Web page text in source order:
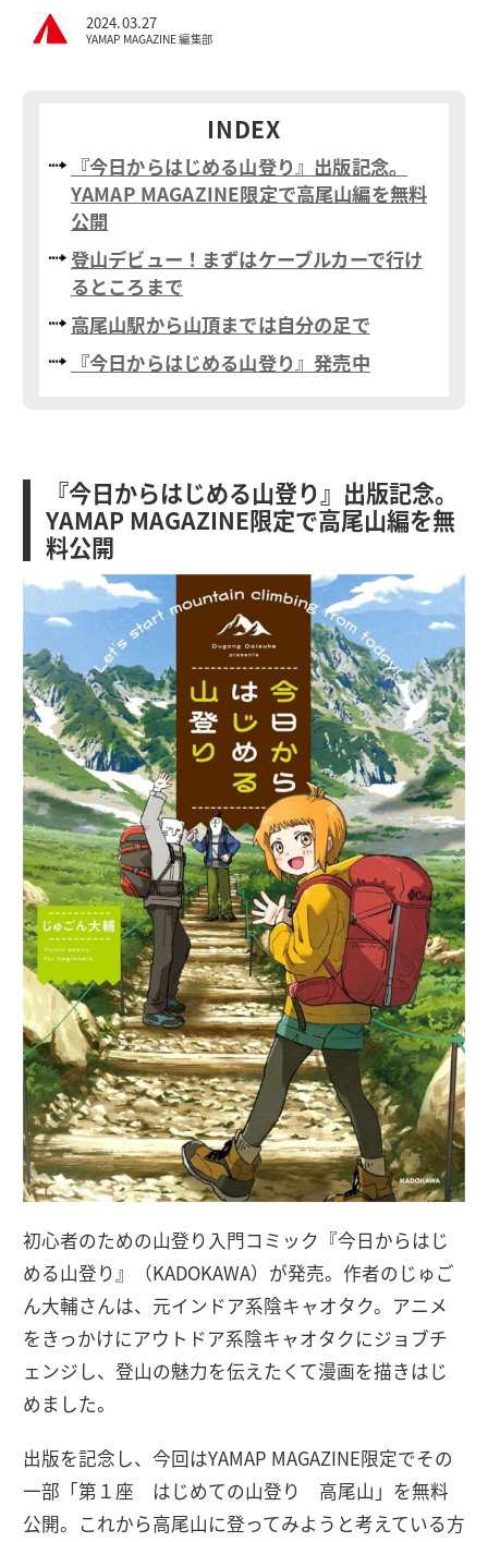
2024.03.27
YAMAP MAGAZINE 編集部
INDEX
『今日からはじめる山登り』出版記念。
YAMAP MAGAZINE限定で高尾山編を無料
公開
登山デビュー！まずはケーブルカーで行け
るところまで
高尾山駅から山頂までは自分の足で
『今日からはじめる山登り』発売中
『今日からはじめる山登り』出版記念。
YAMAP MAGAZINE限定で高尾山編を無
料公開
初心者のための山登り入門コミック『今日からはじ
める山登り』（KADOKAWA）が発売。作者のじゅご
ん大輔さんは、元インドア系陰キャオタク。アニメ
をきっかけにアウトドア系陰キャオタクにジョブチ
ェンジし、登山の魅力を伝えたくて漫画を描きはじ
めました。
出版を記念し、今回はYAMAP MAGAZINE限定でその
一部「第１座 はじめての山登り 高尾山」を無料
公開。これから高尾山に登ってみようと考えている方